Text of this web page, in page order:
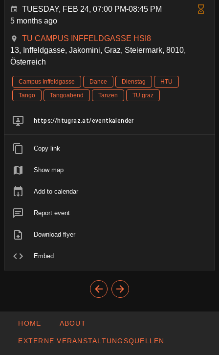
TUESDAY, FEB 24, 07:00 PM-08:45 PM
5 months ago
TU CAMPUS INFFELDGASSE HSI8
13, Inffeldgasse, Jakomini, Graz, Steiermark, 8010,
Österreich
Campus Inffeldgasse Dance Dienstag
HTU
Tango
Tangoabend Tanzen TU graz
https://htugraz.at/eventkalender
Copy link
Show map
Add to calendar
Report event
Download flyer
Embed
HOME ABOUT
EXTERNE VERANSTALTUNGSQUELLEN